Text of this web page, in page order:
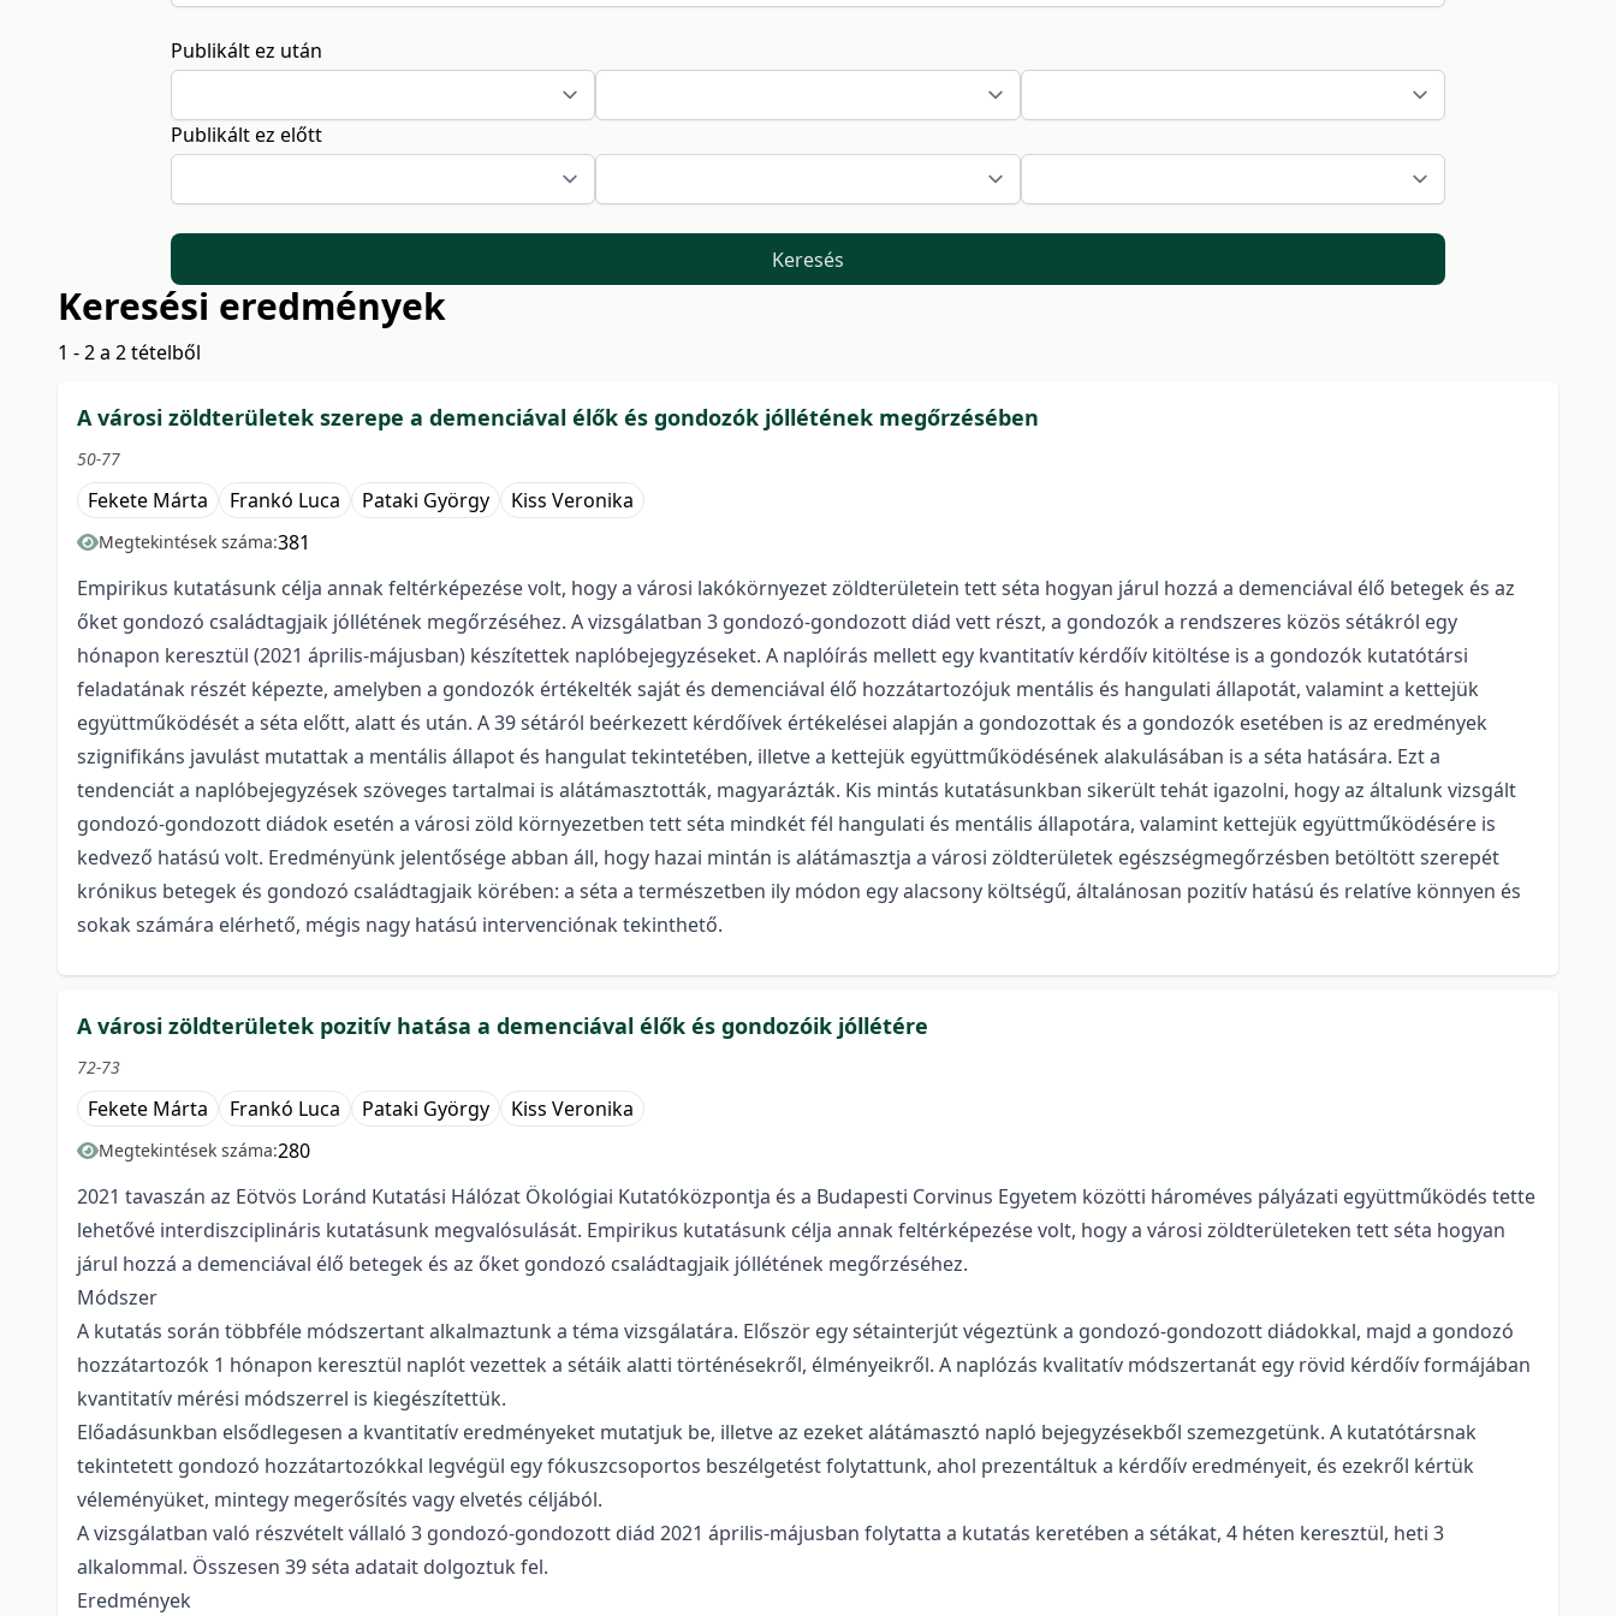
Publikált ez után
Publikált ez előtt
Keresés
Keresési eredmények
1 - 2 a 2 tételből
A városi zöldterületek szerepe a demenciával élők és gondozók jóllétének megőrzésében
50-77
Fekete Márta Frankó Luca Pataki György Kiss Veronika
Megtekintések száma:381
Empirikus kutatásunk célja annak feltérképezése volt, hogy a városi lakókörnyezet zöldterületein tett séta hogyan járul hozzá a demenciával élő betegek és az
őket gondozó családtagjaik jóllétének megőrzéséhez. A vizsgálatban 3 gondozó-gondozott diád vett részt, a gondozók a rendszeres közös sétákról egy
hónapon keresztül (2021 április-májusban) készítettek naplóbejegyzéseket. A naplóírás mellett egy kvantitatív kérdőív kitöltése is a gondozók kutatótársi
feladatának részét képezte, amelyben a gondozók értékelték saját és demenciával élő hozzátartozójuk mentális és hangulati állapotát, valamint a kettejük
együttműködését a séta előtt, alatt és után. A 39 sétáról beérkezett kérdőívek értékelései alapján a gondozottak és a gondozók esetében is az eredmények
szignifikáns javulást mutattak a mentális állapot és hangulat tekintetében, illetve a kettejük együttműködésének alakulásában is a séta hatására. Ezt a
tendenciát a naplóbejegyzések szöveges tartalmai is alátámasztották, magyarázták. Kis mintás kutatásunkban sikerült tehát igazolni, hogy az általunk vizsgált
gondozó-gondozott diádok esetén a városi zöld környezetben tett séta mindkét fél hangulati és mentális állapotára, valamint kettejük együttműködésére is
kedvező hatású volt. Eredményünk jelentősége abban áll, hogy hazai mintán is alátámasztja a városi zöldterületek egészségmegőrzésben betöltött szerepét
krónikus betegek és gondozó családtagjaik körében: a séta a természetben ily módon egy alacsony költségű, általánosan pozitív hatású és relatíve könnyen és
sokak számára elérhető, mégis nagy hatású intervenciónak tekinthető.
A városi zöldterületek pozitív hatása a demenciával élők és gondozóik jóllétére
72-73
Fekete Márta Frankó Luca Pataki György Kiss Veronika
Megtekintések száma:280
2021 tavaszán az Eötvös Loránd Kutatási Hálózat Ökológiai Kutatóközpontja és a Budapesti Corvinus Egyetem közötti hároméves pályázati együttműködés tette
lehetővé interdiszciplináris kutatásunk megvalósulását. Empirikus kutatásunk célja annak feltérképezése volt, hogy a városi zöldterületeken tett séta hogyan
járul hozzá a demenciával élő betegek és az őket gondozó családtagjaik jóllétének megőrzéséhez.
Módszer
A kutatás során többféle módszertant alkalmaztunk a téma vizsgálatára. Először egy sétainterjút végeztünk a gondozó-gondozott diádokkal, majd a gondozó
hozzátartozók 1 hónapon keresztül naplót vezettek a sétáik alatti történésekről, élményeikről. A naplózás kvalitatív módszertanát egy rövid kérdőív formájában
kvantitatív mérési módszerrel is kiegészítettük.
Előadásunkban elsődlegesen a kvantitatív eredményeket mutatjuk be, illetve az ezeket alátámasztó napló bejegyzésekből szemezgetünk. A kutatótársnak
tekintetett gondozó hozzátartozókkal legvégül egy fókuszcsoportos beszélgetést folytattunk, ahol prezentáltuk a kérdőív eredményeit, és ezekről kértük
véleményüket, mintegy megerősítés vagy elvetés céljából.
A vizsgálatban való részvételt vállaló 3 gondozó-gondozott diád 2021 április-májusban folytatta a kutatás keretében a sétákat, 4 héten keresztül, heti 3
alkalommal. Összesen 39 séta adatait dolgoztuk fel.
Eredmények